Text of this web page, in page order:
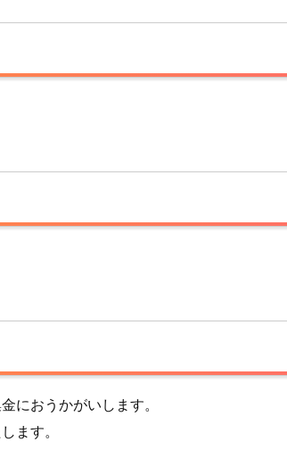
におうかがいします。
ます。